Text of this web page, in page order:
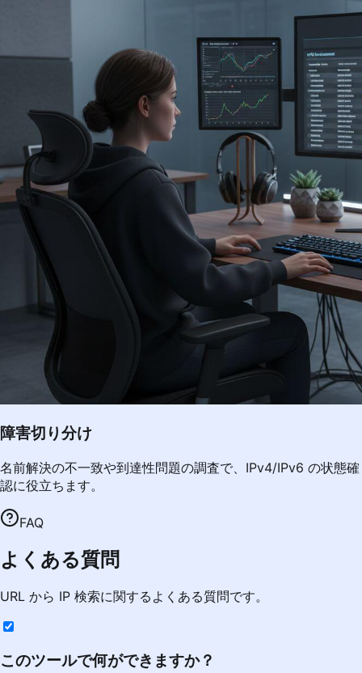
障害切り分け
名前解決の不一致や到達性問題の調査で、IPv4/IPv6 の状態確
認に役立ちます。
FAQ
よくある質問
URL から IP 検索に関するよくある質問です。
このツールで何ができますか？